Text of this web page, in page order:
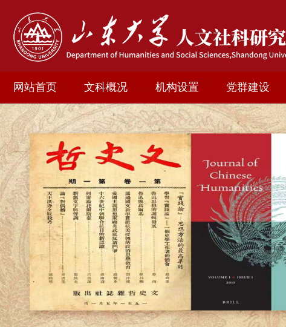
网站首页 文科概况 机构设置 党群建设